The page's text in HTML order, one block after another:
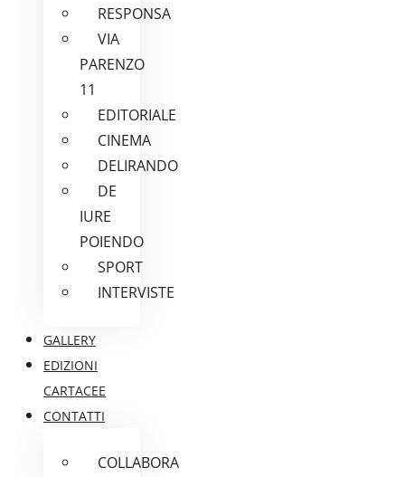
RESPONSA
VIA
PARENZO
11
EDITORIALE
CINEMA
DELIRANDO
DE
IURE
POIENDO
SPORT
INTERVISTE
GALLERY
EDIZIONI
CARTACEE
CONTATTI
COLLABORA